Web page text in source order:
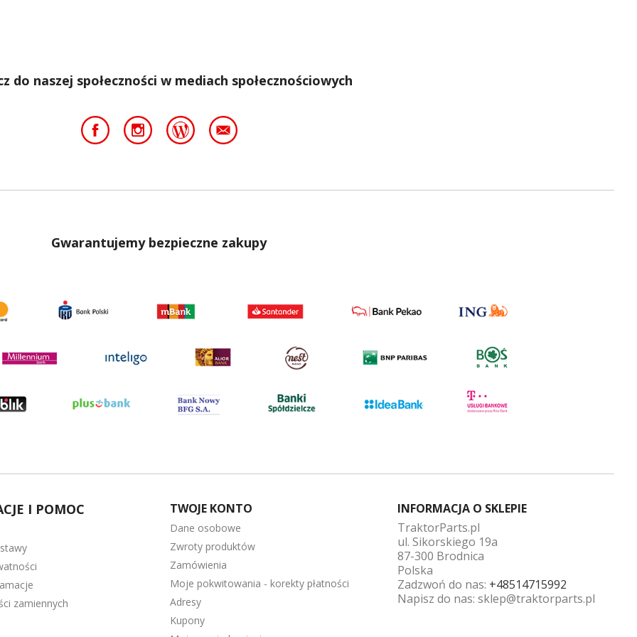
do naszej społeczności w mediach społecznościowych
Gwarantujemy bezpieczne zakupy
I POMOC
zamiennych
TWOJE KONTO
Dane osobowe
Zwroty produktów
Zamówienia
Moje pokwitowania - korekty płatności
Adresy
Kupony
INFORMACJA O SKLEPIE
TraktorParts.pl
ul. Sikorskiego 19a
87-300 Brodnica
Polska
Zadzwoń do nas: +48514715992
Napisz do nas: sklep@traktorparts.pl